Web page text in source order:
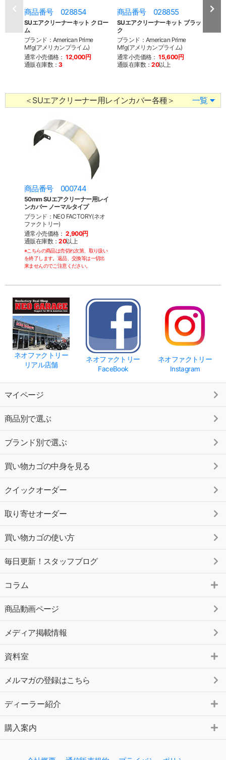
商品番号 028854
SUエアクリーナーキット クロー
ム
ブランド：American Prime
Mfg(アメリカンプライム)
通常小売価格： 12,000円
通販在庫数：3
商品番号 028855
SUエアクリーナーキット ブラッ
ク
ブランド：American Prime
Mfg(アメリカンプライム)
通常小売価格： 15,600円
通販在庫数：20以上
商
＜SUエアクリーナー用レインカバー各種＞ 一覧
商品番号 000744
50mm SUエアクリーナー用レイ
ンカバー ノーマルタイプ
ブランド：NEO FACTORY(ネオ
ファクトリー)
通常小売価格： 2,900円
通販在庫数：20以上
※こちらの商品は売切れ次第、取り扱い
を終了します。返品、交換等は一切出
来ませんのでご注意ください。
ネオファクトリー
リアル店舗
ネオファクトリー
FaceBook
ネオファクトリー
Instagram
マイページ
商品別で選ぶ
ブランド別で選ぶ
買い物カゴの中身を見る
クイックオーダー
取り寄せオーダー
買い物カゴの使い方
毎日更新！スタッフブログ
コラム
商品動画ページ
メディア掲載情報
資料室
メルマガの登録はこちら
ディーラー紹介
購入案内